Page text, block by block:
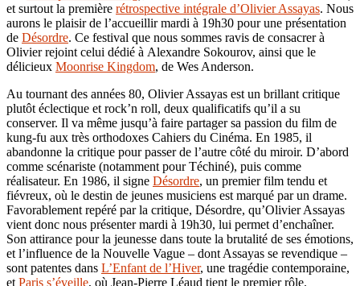
et surtout la première rétrospective intégrale d’Olivier Assayas. Nous
aurons le plaisir de l’accueillir mardi à 19h30 pour une présentation
de Désordre. Ce festival que nous sommes ravis de consacrer à
Olivier rejoint celui dédié à Alexandre Sokourov, ainsi que le
délicieux Moonrise Kingdom, de Wes Anderson.
Au tournant des années 80, Olivier Assayas est un brillant critique
plutôt éclectique et rock’n roll, deux qualificatifs qu’il a su
conserver. Il va même jusqu’à faire partager sa passion du film de
kung-fu aux très orthodoxes Cahiers du Cinéma. En 1985, il
abandonne la critique pour passer de l’autre côté du miroir. D’abord
comme scénariste (notamment pour Téchiné), puis comme
réalisateur. En 1986, il signe Désordre, un premier film tendu et
fiévreux, où le destin de jeunes musiciens est marqué par un drame.
Favorablement repéré par la critique, Désordre, qu’Olivier Assayas
vient donc nous présenter mardi à 19h30, lui permet d’enchaîner.
Son attirance pour la jeunesse dans toute la brutalité de ses émotions,
et l’influence de la Nouvelle Vague – dont Assayas se revendique –
sont patentes dans L’Enfant de l’Hiver, une tragédie contemporaine,
et Paris s’éveille, où Jean-Pierre Léaud tient le premier rôle.